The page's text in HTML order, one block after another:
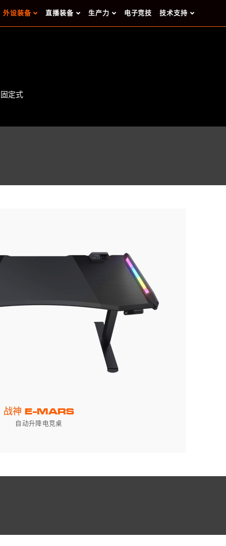
外设装备 直播装备 生产力 电子竞技 技术支持
固定式
战神 E-MARS
自动升降电竞桌